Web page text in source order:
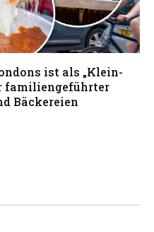
ist als „Klein-
familiengeführter
Bäckereien